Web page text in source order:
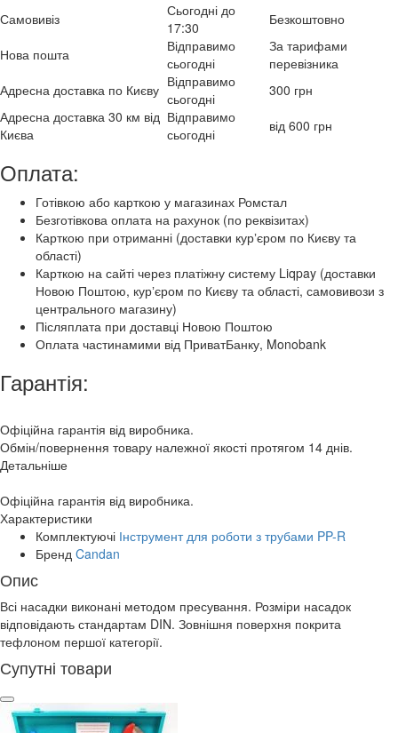
Самовивіз
Сьогодні до
17:30
Безкоштовно
Нова пошта
Відправимо
сьогодні
За тарифами
перевізника
Адресна доставка по Києву Відправимо
сьогодні
300 грн
Адресна доставка 30 км від
Києва
Відправимо
сьогодні
від 600 грн
Оплата:
Готівкою або карткою у магазинах Ромстал
Безготівкова оплата на рахунок (по реквізитах)
Карткою при отриманні (доставки курʼєром по Києву та
області)
Карткою на сайті через платіжну систему Liqpay (доставки
Новою Поштою, курʼєром по Києву та області, самовивози з
центрального магазину)
Післяплата при доставці Новою Поштою
Оплата частинамими від ПриватБанку, Monobank
Гарантія:
Офіційна гарантія від виробника.
Обмін/повернення товару належної якості протягом 14 днів.
Детальніше
Офіційна гарантія від виробника.
Характеристики
Комплектуючі Інструмент для роботи з трубами PP-R
Бренд Candan
Опис
Всі насадки виконані методом пресування. Розміри насадок
відповідають стандартам DIN. Зовнішня поверхня покрита
тефлоном першої категорії.
Супутні товари